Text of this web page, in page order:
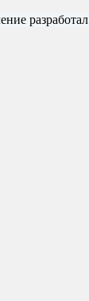
разработал